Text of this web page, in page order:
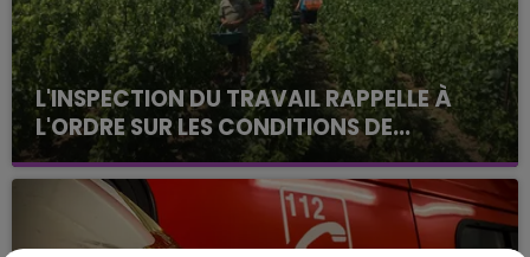
L'INSPECTION DU TRAVAIL RAPPELLE À
L'ORDRE SUR LES CONDITIONS DE...
Alors que les dates de début des vendange 2026
s'est avéré être plus précoce que prévu,
l'inspection du Travail en profite pour rappeler
les conditions de...